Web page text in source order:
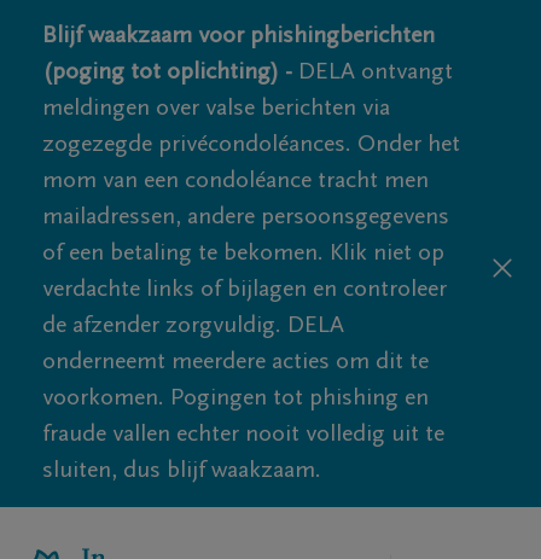
Blijf waakzaam voor phishingberichten
(poging tot oplichting) - DELA ontvangt
meldingen over valse berichten via
zogezegde privécondoléances. Onder het
mom van een condoléance tracht men
mailadressen, andere persoonsgegevens
of een betaling te bekomen. Klik niet op
verdachte links of bijlagen en controleer
de afzender zorgvuldig. DELA
onderneemt meerdere acties om dit te
voorkomen. Pogingen tot phishing en
fraude vallen echter nooit volledig uit te
sluiten, dus blijf waakzaam.